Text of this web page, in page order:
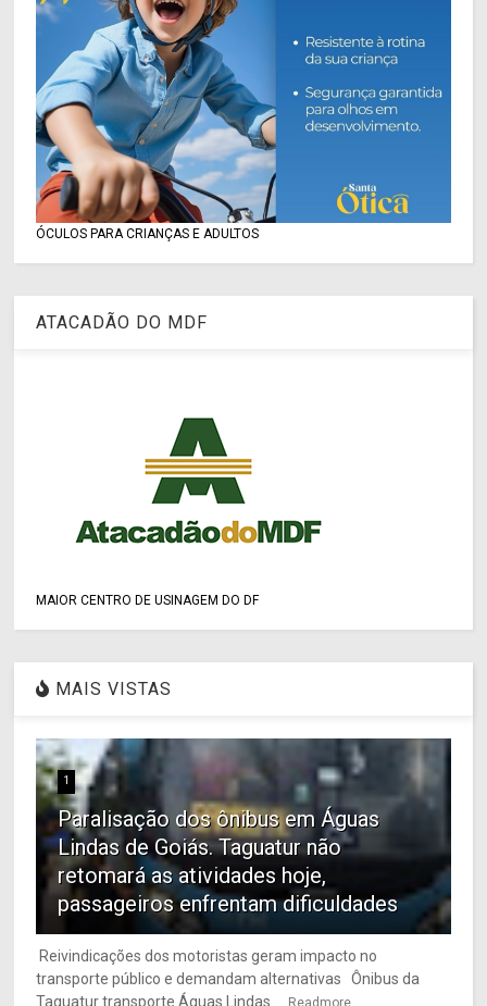
ÓCULOS PARA CRIANÇAS E ADULTOS
ATACADÃO DO MDF
MAIOR CENTRO DE USINAGEM DO DF
MAIS VISTAS
1
Paralisação dos ônibus em Águas
Lindas de Goiás. Taguatur não
retomará as atividades hoje,
passageiros enfrentam dificuldades
Reivindicações dos motoristas geram impacto no
transporte público e demandam alternativas Ônibus da
Taguatur transporte Águas Lindas ...